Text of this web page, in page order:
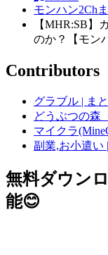
モンハン2Ch
【MHR:SB】
のか？【モン
Contributors
グラブル | ま
どうぶつの森
マイクラ
副業,お小遣い
無料ダウン
能😊